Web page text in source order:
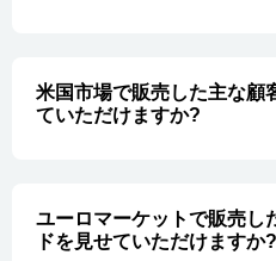
米国市場で販売した主な顧
ていただけますか?
ユーロマーケットで販売し
ドを見せていただけますか?